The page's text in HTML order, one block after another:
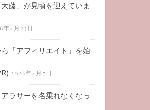
藤」が見頃を迎えていま
年4月23日
ら「アフィリエイト」を始
2026年4月7日
ラサーを名乗れなくなっ